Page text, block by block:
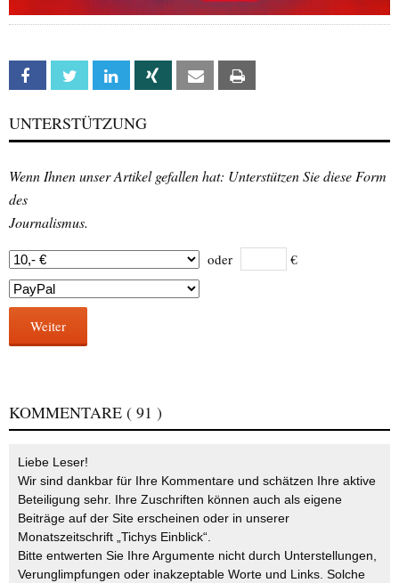
Facebook Twitter Linkedin Xing Email
UNTERSTÜTZUNG
Wenn Ihnen unser Artikel gefallen hat: Unterstützen Sie diese Form
des
Journalismus.
oder €
Weiter
KOMMENTARE ( 91 )
Liebe Leser!
Wir sind dankbar für Ihre Kommentare und schätzen Ihre aktive
Beteiligung sehr. Ihre Zuschriften können auch als eigene
Beiträge auf der Site erscheinen oder in unserer
Monatszeitschrift „Tichys Einblick“.
Bitte entwerten Sie Ihre Argumente nicht durch Unterstellungen,
Verunglimpfungen oder inakzeptable Worte und Links. Solche